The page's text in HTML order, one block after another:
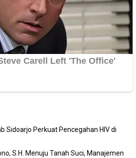
Sidoarjo Perkuat Pencegahan HIV di
S.H. Menuju Tanah Suci, Manajemen